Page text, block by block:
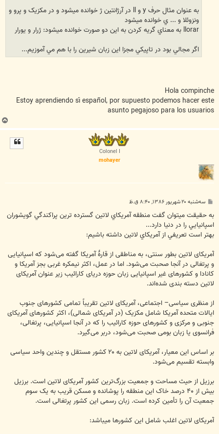
به عنوان مثال حرف y و ll در آرژانتين ژ خوانده ميشود و در مکزيک و پرو و
ونزوئلا و ... ي خوانده ميشود
llorar به معناي گريه کردن به اين دو صورت خوانده ميشود: ژرار و يورار
اگر مجالي بود در تاپيکي مجزا اين زبان شيرين را با هم مي آموزيم...
Hola compinche
Estoy aprendiendo sí español, por supuesto podemos hacer este
asunto pegajoso para los usuarios
Colonel I
mohayer
ت
سه‌شنبه ۲۰ شهریور ۱۳۸۶, ۸:۴۰ ق.ظ
به حقيقت ميتوان گفت منطقه آمريکاي لاتين گسترده ترين پراکندگي گويشوران
اسپانيايي را در دنيا دارد...
بهتر است تعريفي از آمريکاي لاتين داشته باشيم:
آمریکای لاتین بطور سنتی، به مناطقی از قارهٔ آمریکا گفته می‌شود که اسپانیایی
و پرتغالی در آنجا صحبت می‌شود. اما در عمل، اکثر نیمکره غربی بجز آمریکا و
کانادا و کشورهای غیر اسپانیایی زبان حوزه دریای کارائیب زیر عنوان آمریکای
لاتین دسته بندی شده‌اند.
از منظری سیاسی– اجتماعی، آمریکای لاتین تقریباً تمامی کشورهای جنوب
ایالات متحده آمریکا شامل مکزیک (در آمریکای شمالی)، اکثر کشورهای آمریکای
جنوبی و مرکزی و کشورهای حوزه کارائیب را که در آنجا اسپانیایی، پرتغالی،
فرانسوی یا زبان بومی صحبت می‌شود، دربر می‌گیرد.
بر اساس این معیار، آمریکای لاتین به ۲۰ کشور مستقل و چندین واحد سیاسی
وابسته تقسیم می‌شود.
برزیل از حیث مساحت و جمعیت بزرگ‌ترین کشور آمریکای لاتین است. برزیل
بیش از ۴۰ درصد خاک این منطقه را پوشانده و مسکن قریب به یک سوم
جمعیت آن را تأمین کرده است. زبان رسمی این کشور پرتغالی است.
آمریکای لاتین اغلب شامل این کشورها میباشد: